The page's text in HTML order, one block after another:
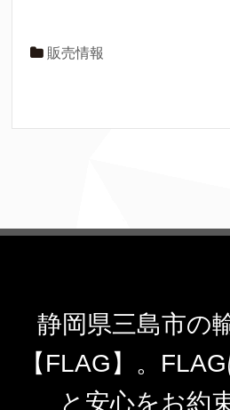
販売情報
静岡県三島市の
【FLAG】。
と安心をお約